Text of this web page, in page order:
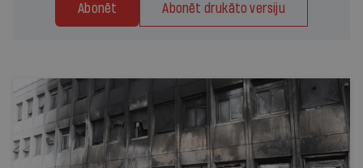
Abonēt Abonēt drukāto versiju